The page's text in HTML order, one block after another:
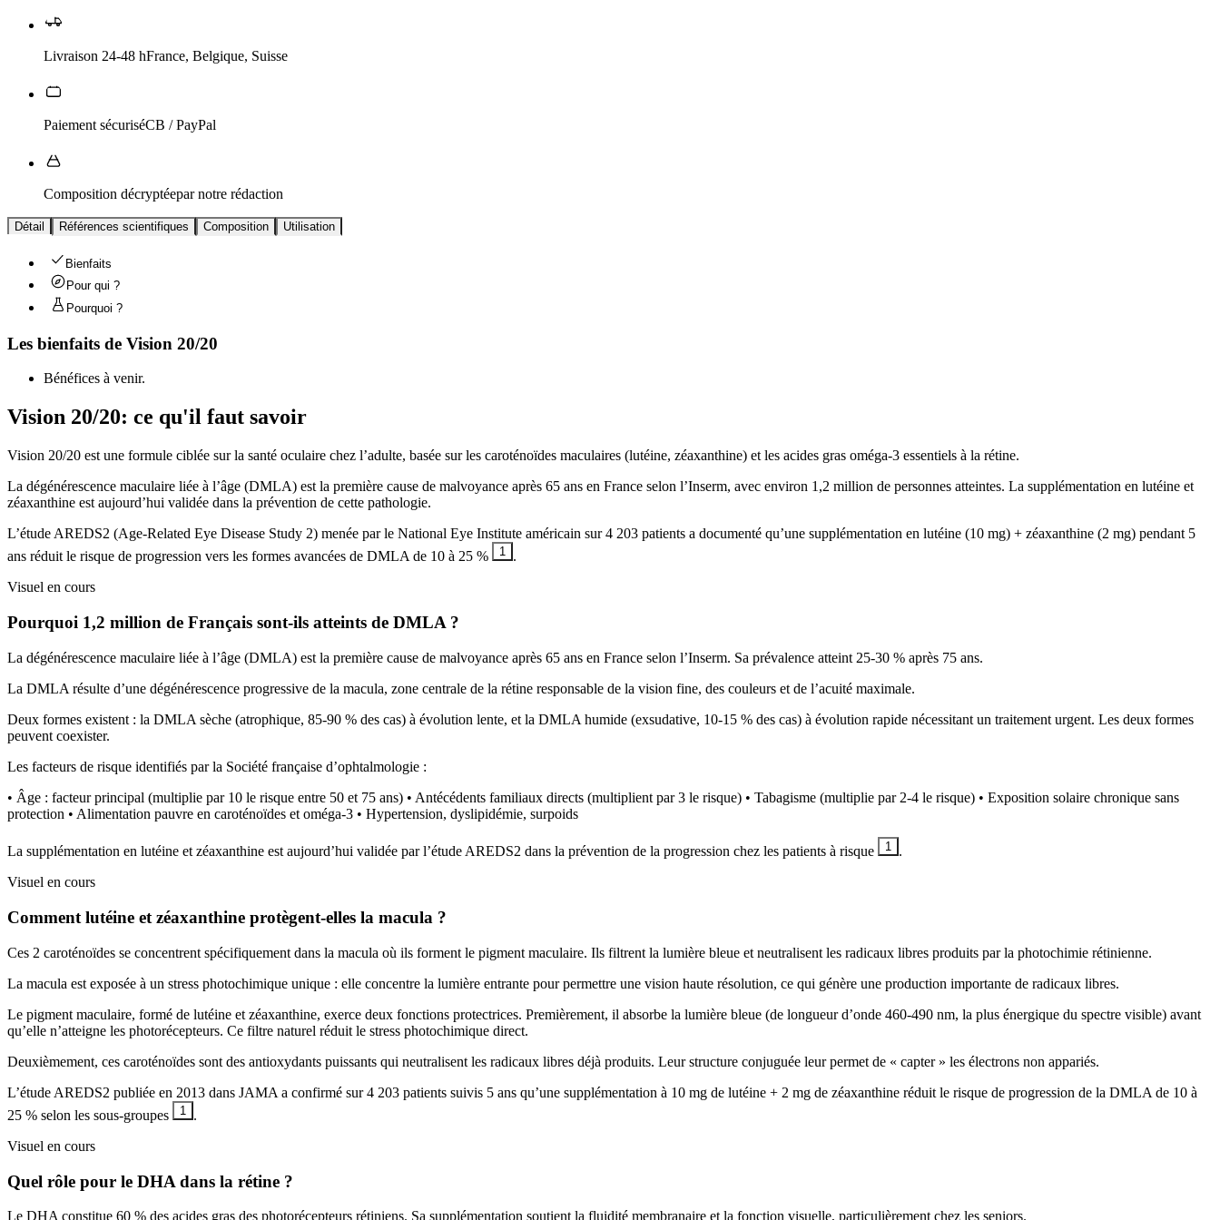
Livraison 24-48 hFrance, Belgique, Suisse
Paiement sécuriséCB / PayPal
Composition décryptéepar notre rédaction
Détail Références scientifiques Composition Utilisation
Bienfaits
Pour qui ?
Pourquoi ?
Les bienfaits de Vision 20/20
Bénéfices à venir.
Vision 20/20: ce qu'il faut savoir
Vision 20/20 est une formule ciblée sur la santé oculaire chez l’adulte, basée sur les caroténoïdes maculaires (lutéine, zéaxanthine) et les acides gras oméga-3 essentiels à la rétine.
La dégénérescence maculaire liée à l’âge (DMLA) est la première cause de malvoyance après 65 ans en France selon l’Inserm, avec environ 1,2 million de personnes atteintes. La supplémentation en lutéine et
zéaxanthine est aujourd’hui validée dans la prévention de cette pathologie.
L’étude AREDS2 (Age-Related Eye Disease Study 2) menée par le National Eye Institute américain sur 4 203 patients a documenté qu’une supplémentation en lutéine (10 mg) + zéaxanthine (2 mg) pendant 5
ans réduit le risque de progression vers les formes avancées de DMLA de 10 à 25 %
1 .
Visuel en cours
Pourquoi 1,2 million de Français sont-ils atteints de DMLA ?
La dégénérescence maculaire liée à l’âge (DMLA) est la première cause de malvoyance après 65 ans en France selon l’Inserm. Sa prévalence atteint 25-30 % après 75 ans.
La DMLA résulte d’une dégénérescence progressive de la macula, zone centrale de la rétine responsable de la vision fine, des couleurs et de l’acuité maximale.
Deux formes existent : la DMLA sèche (atrophique, 85-90 % des cas) à évolution lente, et la DMLA humide (exsudative, 10-15 % des cas) à évolution rapide nécessitant un traitement urgent. Les deux formes
peuvent coexister.
Les facteurs de risque identifiés par la Société française d’ophtalmologie :
• Âge : facteur principal (multiplie par 10 le risque entre 50 et 75 ans) • Antécédents familiaux directs (multiplient par 3 le risque) • Tabagisme (multiplie par 2-4 le risque) • Exposition solaire chronique sans
protection • Alimentation pauvre en caroténoïdes et oméga-3 • Hypertension, dyslipidémie, surpoids
La supplémentation en lutéine et zéaxanthine est aujourd’hui validée par l’étude AREDS2 dans la prévention de la progression chez les patients à risque 1
.
Visuel en cours
Comment lutéine et zéaxanthine protègent-elles la macula ?
Ces 2 caroténoïdes se concentrent spécifiquement dans la macula où ils forment le pigment maculaire. Ils filtrent la lumière bleue et neutralisent les radicaux libres produits par la photochimie rétinienne.
La macula est exposée à un stress photochimique unique : elle concentre la lumière entrante pour permettre une vision haute résolution, ce qui génère une production importante de radicaux libres.
Le pigment maculaire, formé de lutéine et zéaxanthine, exerce deux fonctions protectrices. Premièrement, il absorbe la lumière bleue (de longueur d’onde 460-490 nm, la plus énergique du spectre visible) avant
qu’elle n’atteigne les photorécepteurs. Ce filtre naturel réduit le stress photochimique direct.
Deuxièmement, ces caroténoïdes sont des antioxydants puissants qui neutralisent les radicaux libres déjà produits. Leur structure conjuguée leur permet de « capter » les électrons non appariés.
L’étude AREDS2 publiée en 2013 dans JAMA a confirmé sur 4 203 patients suivis 5 ans qu’une supplémentation à 10 mg de lutéine + 2 mg de zéaxanthine réduit le risque de progression de la DMLA de 10 à
25 % selon les sous-groupes
1
.
Visuel en cours
Quel rôle pour le DHA dans la rétine ?
Le DHA constitue 60 % des acides gras des photorécepteurs rétiniens. Sa supplémentation soutient la fluidité membranaire et la fonction visuelle, particulièrement chez les seniors.